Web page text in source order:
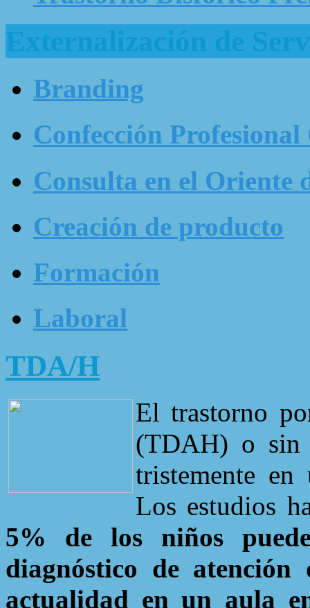
Externalización de
Branding
Confección Profesional
Consulta en el Oriente
Creación de producto
Formación
Laboral
TDA/H
El trastorno
(TDAH) o sin
tristemente
Los estudios
5% de los niños
diagnóstico de
actualidad en un aula